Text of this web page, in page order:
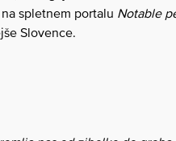
spletnem portalu Notable
Slovence.